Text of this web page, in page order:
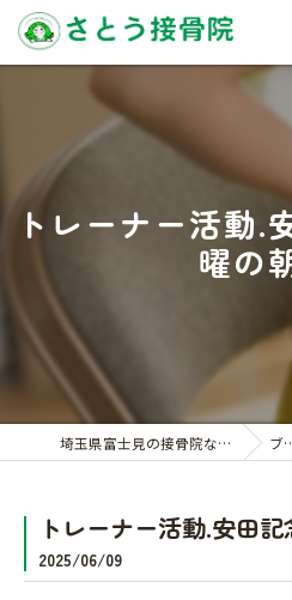
トレーナー活動.
曜の
埼玉県富士見の接骨院ならさとう接骨院 ブログ
トレーナー活動.安田
2025/06/09